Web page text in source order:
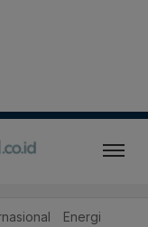
Energi